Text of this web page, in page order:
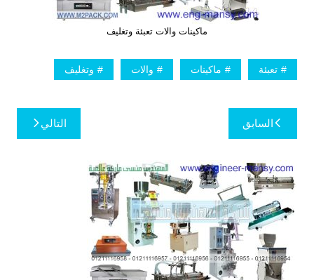
ماكينات والات تعبئة وتغليف
تعبئة ماكينات والات وتغليف
تصفّح
المقالات
السابق التالي